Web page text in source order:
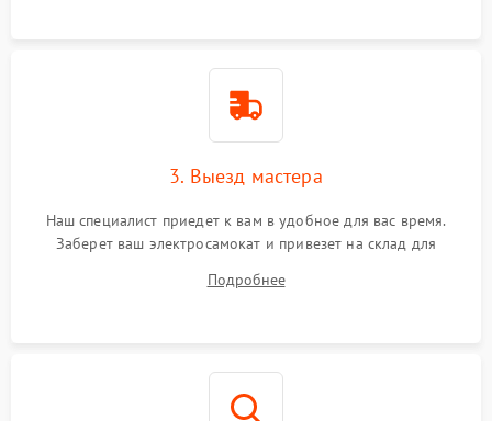
3. Выезд мастера
Наш специалист приедет к вам в удобное для вас время.
Заберет ваш электросамокат и привезет на склад для
Подробнее